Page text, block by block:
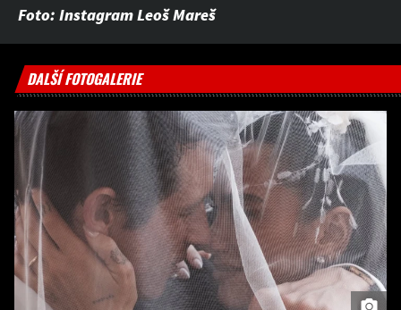
Foto: Instagram Leoš Mareš
DALŠÍ FOTOGALERIE